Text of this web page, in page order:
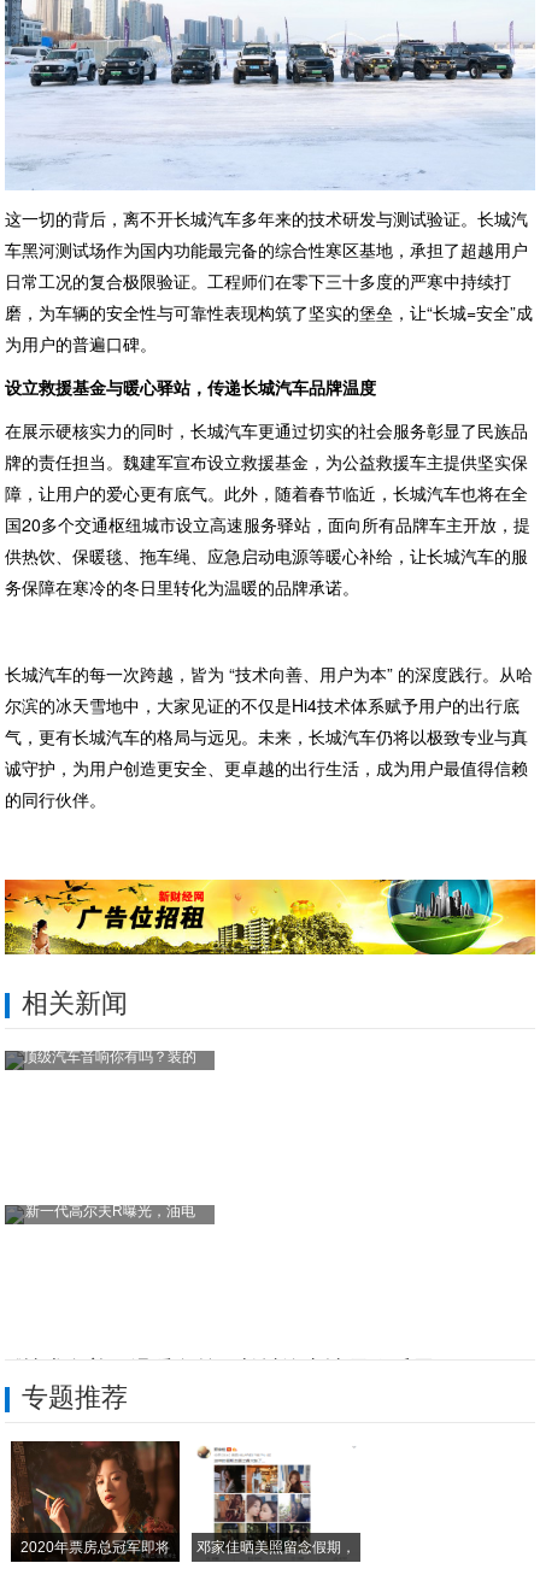
这一切的背后，离不开长城汽车多年来的技术研发与测试验证。长城汽
车黑河测试场作为国内功能最完备的综合性寒区基地，承担了超越用户
日常工况的复合极限验证。工程师们在零下三十多度的严寒中持续打
磨，为车辆的安全性与可靠性表现构筑了坚实的堡垒，让“长城=安全”成
为用户的普遍口碑。
设立救援基金与暖心驿站，传递长城汽车品牌温度
在展示硬核实力的同时，长城汽车更通过切实的社会服务彰显了民族品
牌的责任担当。魏建军宣布设立救援基金，为公益救援车主提供坚实保
障，让用户的爱心更有底气。此外，随着春节临近，长城汽车也将在全
国20多个交通枢纽城市设立高速服务驿站，面向所有品牌车主开放，提
供热饮、保暖毯、拖车绳、应急启动电源等暖心补给，让长城汽车的服
务保障在寒冷的冬日里转化为温暖的品牌承诺。
长城汽车的每一次跨越，皆为 “技术向善、用户为本” 的深度践行。从哈
尔滨的冰天雪地中，大家见证的不仅是Hi4技术体系赋予用户的出行底
气，更有长城汽车的格局与远见。未来，长城汽车仍将以极致专业与真
诚守护，为用户创造更安全、更卓越的出行生活，成为用户最值得信赖
的同行伙伴。
相关新闻
顶级汽车音响你有吗？装的
新一代高尔夫R曝光，油电
以归元 溯本源 长城汽车发布全球首个原生
一口好空气值回票价？20万级“森林座舱”
90后父母带娃现状，躺赢带娃才是真谛～
专题推荐
2020年票房总冠军即将
邓家佳晒美照留念假期，